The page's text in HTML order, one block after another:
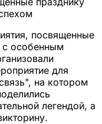
посвященные
с особенным
для
на котором
легендой, а